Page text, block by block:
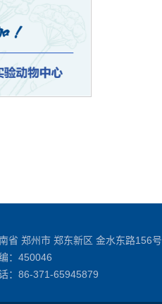
省 郑州市 郑东新区 金水东路156号
：450046
： 86-371-65945879